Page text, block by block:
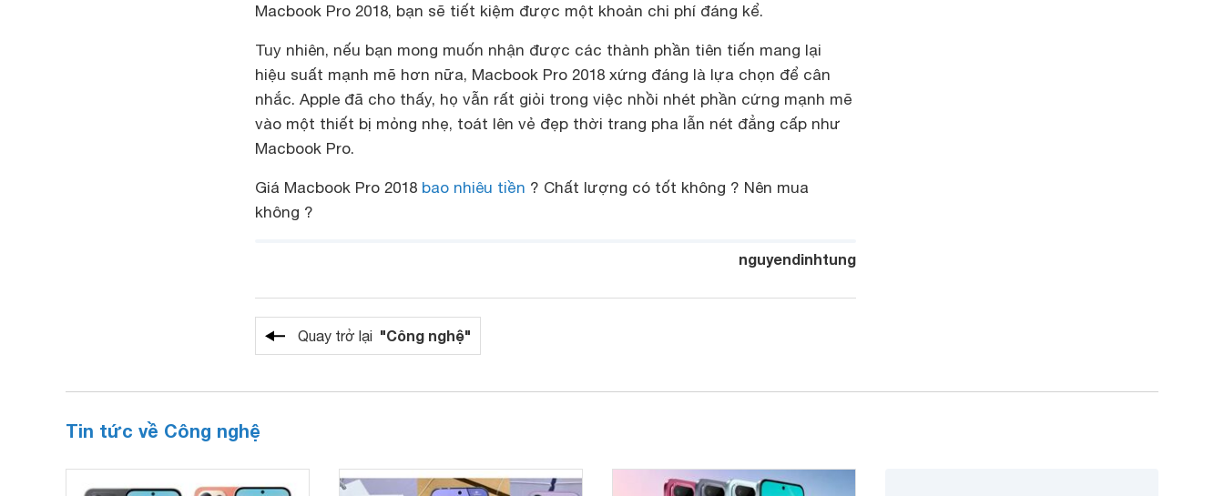
Macbook Pro 2018, bạn sẽ tiết kiệm được một khoản chi phí đáng kể.
Tuy nhiên, nếu bạn mong muốn nhận được các thành phần tiên tiến mang lại
hiệu suất mạnh mẽ hơn nữa, Macbook Pro 2018 xứng đáng là lựa chọn để cân
nhắc. Apple đã cho thấy, họ vẫn rất giỏi trong việc nhồi nhét phần cứng mạnh mẽ
vào một thiết bị mỏng nhẹ, toát lên vẻ đẹp thời trang pha lẫn nét đẳng cấp như
Macbook Pro.
Giá Macbook Pro 2018 bao nhiêu tiền ? Chất lượng có tốt không ? Nên mua
không ?
nguyendinhtung
Quay trở lại "Công nghệ"
Tin tức về Công nghệ